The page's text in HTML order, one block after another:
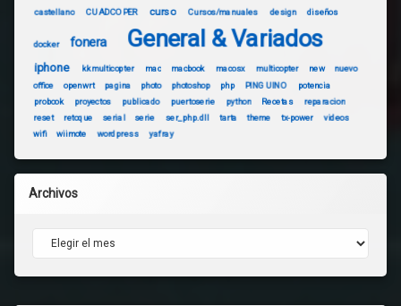
castellano CUADCOPER curso Cursos/manuales design diseños
docker fonera General & Variados
iphone kkmulticopter mac macbook macosx multicopter new
nuevo
office
openwrt pagina photo photoshop php PINGUINO
potencia
probook
proyectos publicado puertoserie python Recetas
reparacion
reset
retoque serial serie ser_php.dll tarta theme tx-power
videos
wifi
wiimote wordpress yafray
Archivos
Archivos